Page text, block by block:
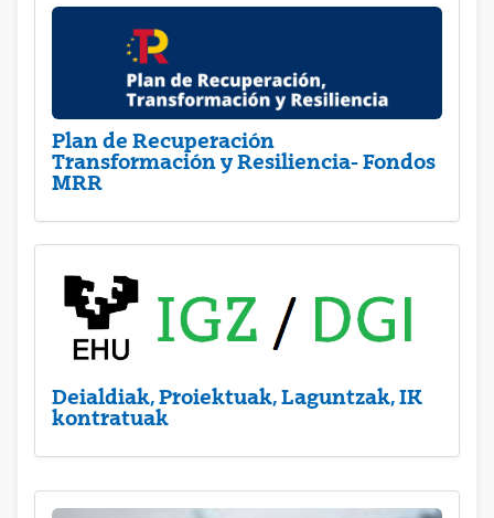
Plan de Recuperación
Transformación y Resiliencia- Fondos
MRR
Deialdiak, Proiektuak, Laguntzak, IK
kontratuak